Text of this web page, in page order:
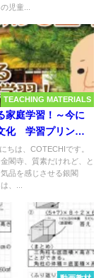
児童...
TEACHING MATERIALS
家庭学習！～今に
化 学習プリント
ョウコレ.05＞～
ちは、COTECHIです。
閣寺、質素だけれど、と
品を感じさせる銀閣
、...